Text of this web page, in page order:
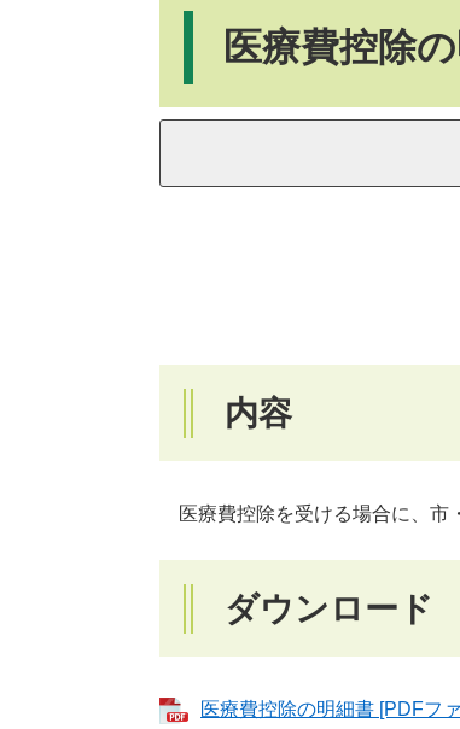
医療費控除
内容
医療費控除を受ける場合に、市
ダウンロード
医療費控除の明細書 [PDFフ